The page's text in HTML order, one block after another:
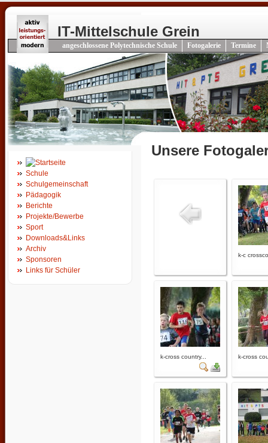
IT-Mittelschule Grein
angeschlossene Polytechnische Schule Fotogalerie Termine
Schule
Schulgemeinschaft
Pädagogik
Berichte
Projekte/Bewerbe
Sport
Downloads&Links
Archiv
Sponsoren
Links für Schüler
Unsere
k-c
k-cross country... k-cross